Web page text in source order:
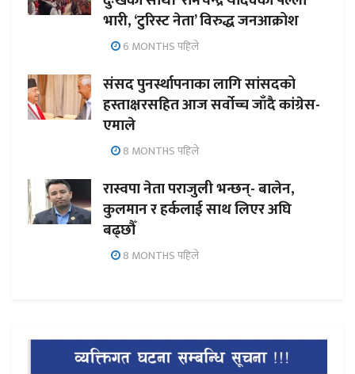
भारी, ‘टुरिस्ट नेता’ विरुद्ध जनआक्रोश
6 MONTHS पहिले
संसद पुनर्स्थापनाका लागि सांसदको
हस्ताक्षरसहित आज सर्वोच्च जाँदै कांग्रेस-
एमाले
8 MONTHS पहिले
रास्वपा नेता पराजुली भन्छन्- बालेन,
कुलमान र हर्कलाई साथ लिएर अघि
बढ्छौँ
8 MONTHS पहिले